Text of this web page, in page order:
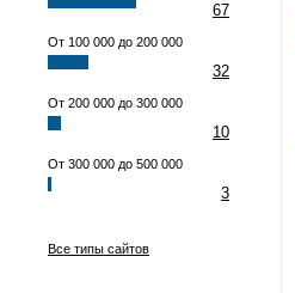
67
От 100 000 до 200 000
32
От 200 000 до 300 000
10
От 300 000 до 500 000
3
Все типы сайтов